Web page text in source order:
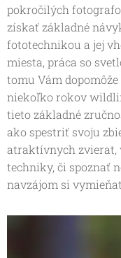
pokročilých
získať základné
fototechnikou a jej
miesta, práca so
tomu Vám
niekoľko rokov
tieto základné
ako spestriť svoju
atraktívnych zvierat,
techniky, či spoznať
navzájom si